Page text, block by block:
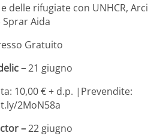
delle rifugiate con UNHCR, Arci
Sprar Aida
Gratuito
–21 giugno
10,00 € + d.p. |Prevendite:
2MoN58a
–22 giugno